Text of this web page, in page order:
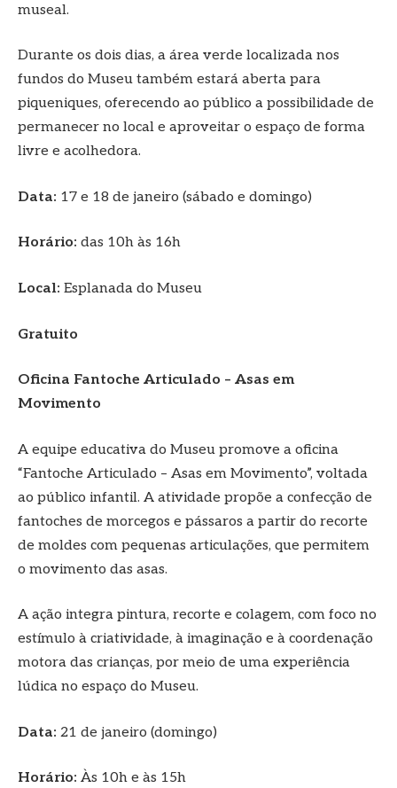
museal.
Durante os dois dias, a área verde localizada nos
fundos do Museu também estará aberta para
piqueniques, oferecendo ao público a possibilidade de
permanecer no local e aproveitar o espaço de forma
livre e acolhedora.
Data: 17 e 18 de janeiro (sábado e domingo)
Horário: das 10h às 16h
Local: Esplanada do Museu
Gratuito
Oficina Fantoche Articulado – Asas em
Movimento
A equipe educativa do Museu promove a oficina
“Fantoche Articulado – Asas em Movimento”, voltada
ao público infantil. A atividade propõe a confecção de
fantoches de morcegos e pássaros a partir do recorte
de moldes com pequenas articulações, que permitem
o movimento das asas.
A ação integra pintura, recorte e colagem, com foco no
estímulo à criatividade, à imaginação e à coordenação
motora das crianças, por meio de uma experiência
lúdica no espaço do Museu.
Data: 21 de janeiro (domingo)
Horário: Às 10h e às 15h